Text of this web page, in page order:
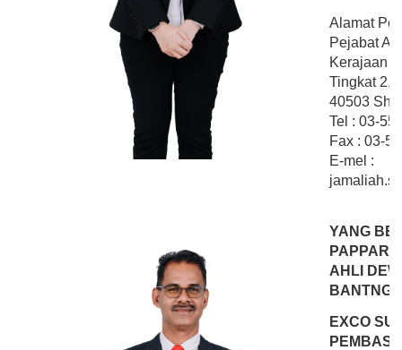
Alamat
Pejabat
Kerajaan
Tingkat 2,
40503
Tel : 03-
Fax : 03-
E-mel :
YANG
AHLI
BANTNG
EXCO